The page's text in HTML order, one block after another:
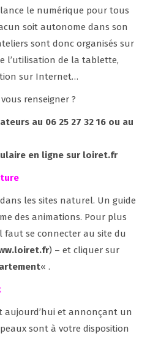
le numérique pour tous
soit autonome dans son
sont donc organisés sur
l’utilisation de la tablette,
sur Internet…
renseigner ?
au 06 25 27 32 16 ou au
en ligne sur loiret.fr
les sites naturel. Un guide
des animations. Pour plus
faut se connecter au site du
) – et cliquer sur
« .
aujourd’hui et annonçant un
sont à votre disposition